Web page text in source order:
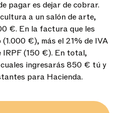
pagar es dejar de cobrar.
a un salón de arte,
€. En la factura que les
€), más el 21% de IVA
IRPF (150 €). En total,
ingresarás 850 € tú y
para Hacienda.